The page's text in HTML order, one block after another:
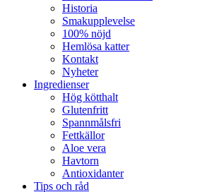
Historia
Smakupplevelse
100% nöjd
Hemlösa katter
Kontakt
Nyheter
Ingredienser
Hög kötthalt
Glutenfritt
Spannmålsfri
Fettkällor
Aloe vera
Havtorn
Antioxidanter
Tips och råd